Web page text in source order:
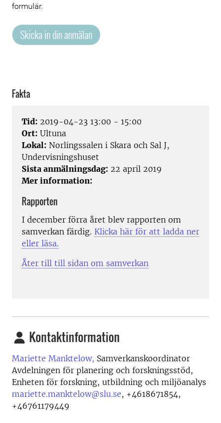
formulär.
Skicka in din anmälan
Fakta
Tid: 2019-04-23 13:00 - 15:00
Ort: Ultuna
Lokal: Norlingssalen i Skara och Sal J,
Undervisningshuset
Sista anmälningsdag: 22 april 2019
Mer information:
Rapporten
I december förra året blev rapporten om
samverkan färdig. Klicka här för att ladda ner
eller läsa.
Åter till till sidan om samverkan
Kontaktinformation
Mariette Manktelow, Samverkanskoordinator
Avdelningen för planering och forskningsstöd,
Enheten för forskning, utbildning och miljöanalys
mariette.manktelow@slu.se, +4618671854,
+46761179449